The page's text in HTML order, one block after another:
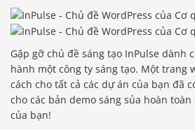
Gặp gỡ chủ đề sáng tạo InPulse dành
hành một công ty sáng tạo. Một trang
cách cho tất cả các dự án của bạn đã
cho các bản demo sáng sủa hoàn
của bạn!